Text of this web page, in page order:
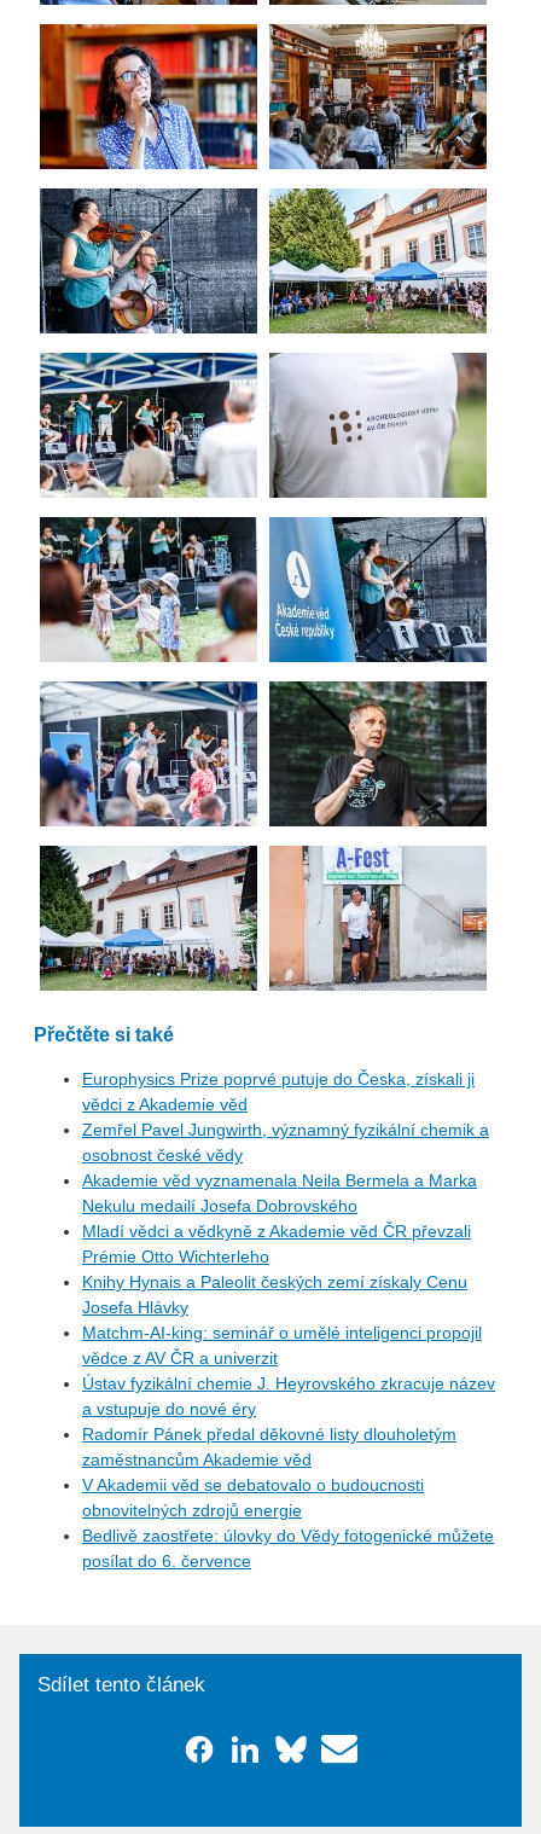
Přečtěte si také
Europhysics Prize poprvé putuje do Česka, získali ji
vědci z Akademie věd
Zemřel Pavel Jungwirth, významný fyzikální chemik a
osobnost české vědy
Akademie věd vyznamenala Neila Bermela a Marka
Nekulu medailí Josefa Dobrovského
Mladí vědci a vědkyně z Akademie věd ČR převzali
Prémie Otto Wichterleho
Knihy Hynais a Paleolit českých zemí získaly Cenu
Josefa Hlávky
Matchm-AI-king: seminář o umělé inteligenci propojil
vědce z AV ČR a univerzit
Ústav fyzikální chemie J. Heyrovského zkracuje název
a vstupuje do nové éry
Radomír Pánek předal děkovné listy dlouholetým
zaměstnancům Akademie věd
V Akademii věd se debatovalo o budoucnosti
obnovitelných zdrojů energie
Bedlivě zaostřete: úlovky do Vědy fotogenické můžete
posílat do 6. července
Sdílet tento článek